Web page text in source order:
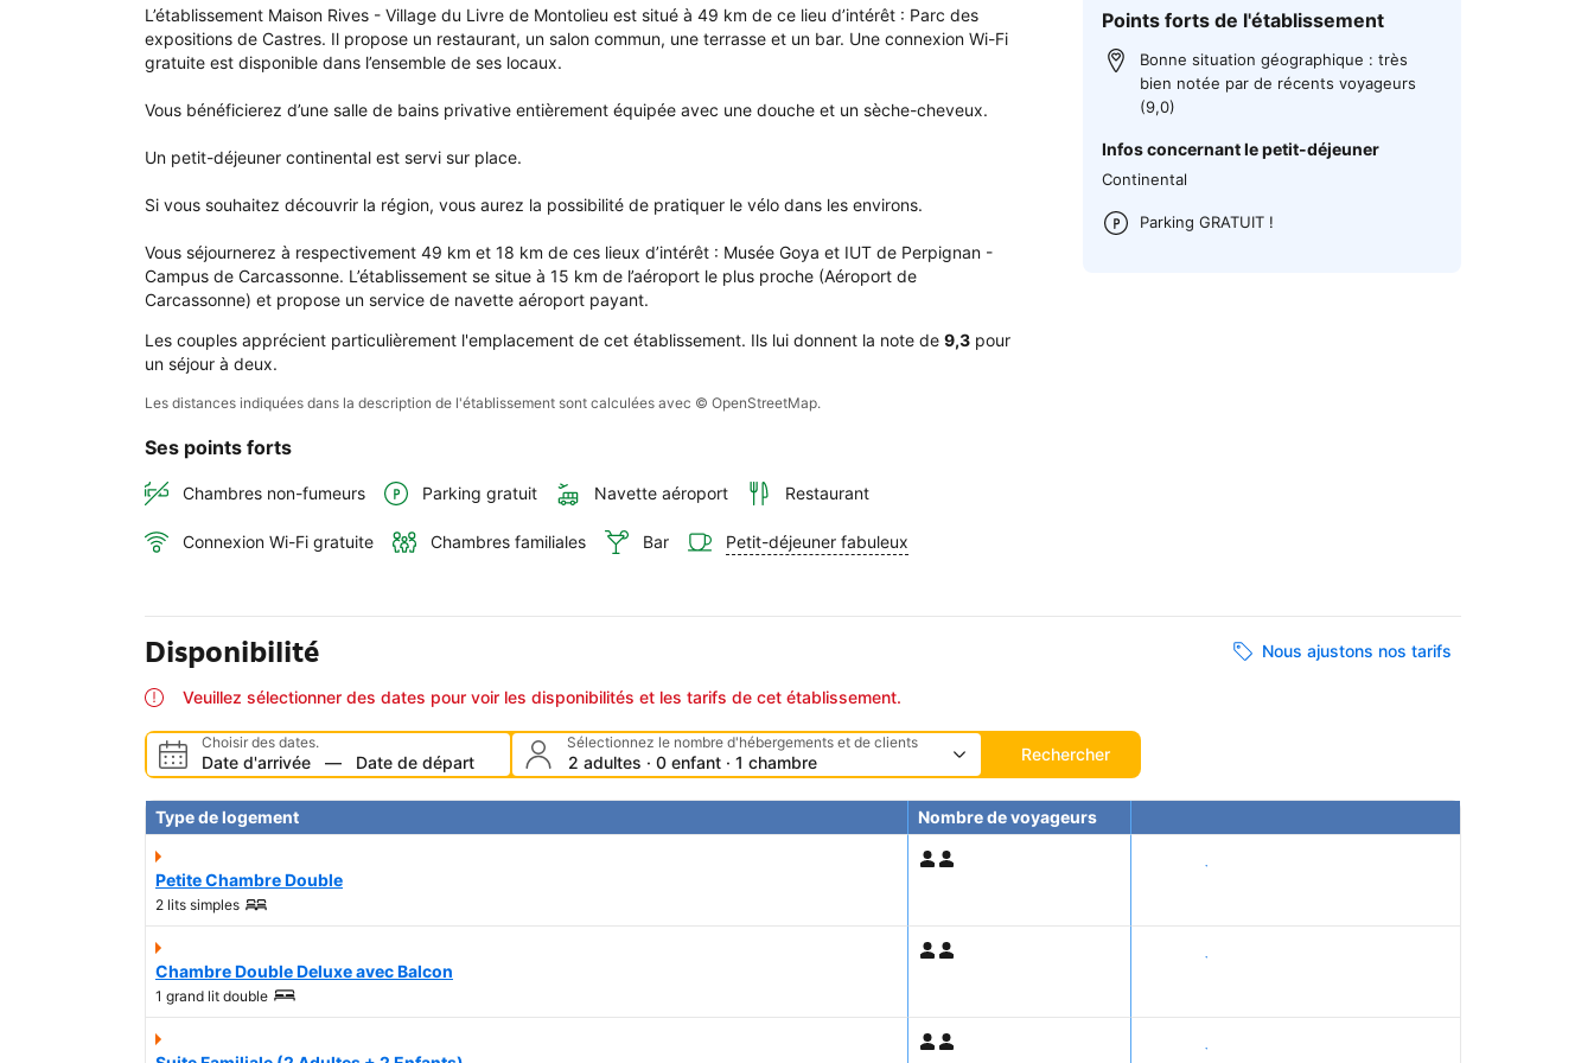
Maison
Rives
-
du
de
L’établissement Maison Rives - Village du Livre de Montolieu est situé à 49 km de ce lieu d’intérêt : Parc des
expositions de Castres. Il propose un restaurant, un salon commun, une terrasse et un bar. Une connexion Wi-Fi
gratuite est disponible dans l’ensemble de ses locaux.
Vous bénéficierez d’une salle de bains privative entièrement équipée avec une douche et un sèche-cheveux.
Un petit-déjeuner continental est servi sur place.
Si vous souhaitez découvrir la région, vous aurez la possibilité de pratiquer le vélo dans les environs.
Vous séjournerez à respectivement 49 km et 18 km de ces lieux d’intérêt : Musée Goya et IUT de Perpignan -
Campus de Carcassonne. L’établissement se situe à 15 km de l’aéroport le plus proche (Aéroport de
Carcassonne) et propose un service de navette aéroport payant.
Les couples apprécient particulièrement l'emplacement de cet établissement. Ils lui donnent la note de 9,3 pour
un séjour à deux.
Les distances indiquées dans la description de l'établissement sont calculées avec © OpenStreetMap.
Ses points forts
Chambres non-fumeurs Parking gratuit Navette aéroport Restaurant
Connexion Wi-Fi gratuite Chambres familiales Bar Petit-déjeuner fabuleux
Points forts de l'établissement
Bonne situation géographique : très
bien notée par de récents voyageurs
(9,0)
Infos concernant le petit-déjeuner
Continental
Parking GRATUIT !
Disponibilité Nous ajustons nos tarifs
Veuillez sélectionner des dates pour voir les disponibilités et les tarifs de cet établissement.
Choisir des dates.
Date d'arrivée — Date de départ
Sélectionnez le nombre d'hébergements et de clients
2 adultes · 0 enfant · 1 chambre Rechercher
Type de logement Nombre de voyageurs
Petite Chambre Double
2 lits simples
Voir les tarifs
Chambre Double Deluxe avec Balcon
1 grand lit double
Voir les tarifs
Voir les tarifs